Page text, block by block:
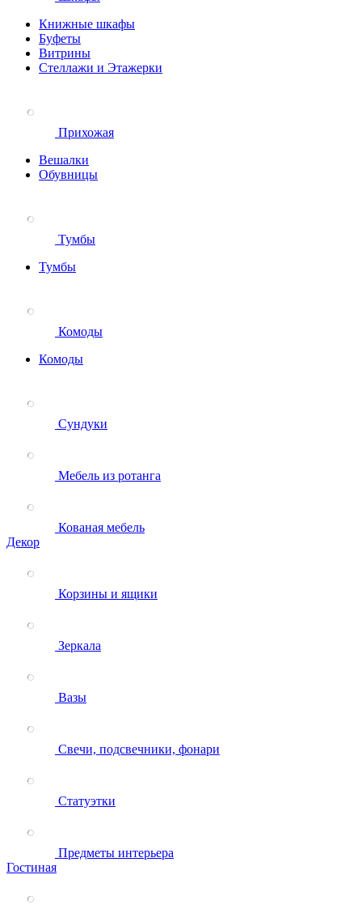
Книжные шкафы
Буфеты
Витрины
Стеллажи и Этажерки
Прихожая
Вешалки
Обувницы
Тумбы
Тумбы
Комоды
Комоды
Сундуки
Мебель из ротанга
Кованая мебель
Декор
Корзины и ящики
Зеркала
Вазы
Свечи, подсвечники, фонари
Статуэтки
Предметы интерьера
Гостиная